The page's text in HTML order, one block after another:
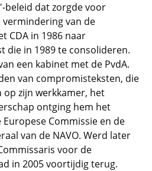
beleid dat zorgde voor
van de
CDA in 1986 naar
die in 1989 te consolideren.
een kabinet met de PvdA.
van compromisteksten, die
zijn werkkamer, het
ontging hem het
Commissie en de
van de NAVO. Werd later
voor de
in 2005 voortijdig terug.